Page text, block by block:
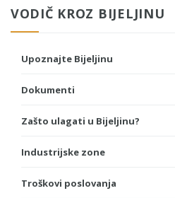
VODIČ KROZ BIJELJINU
Upoznajte Bijeljinu
Dokumenti
Zašto ulagati u Bijeljinu?
Industrijske zone
Troškovi poslovanja